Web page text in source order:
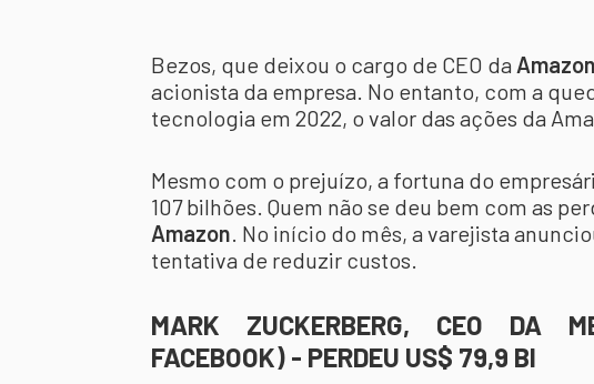
Bezos, que deixou o cargo de CEO da Amazon
acionista da empresa. No entanto, com a
tecnologia em 2022, o valor das ações da
Mesmo com o prejuízo, a fortuna do
107 bilhões. Quem não se deu bem com as
Amazon. No início do mês, a varejista
tentativa de reduzir custos.
MARK ZUCKERBERG, CEO DA
FACEBOOK) - PERDEU US$ 79,9 BI